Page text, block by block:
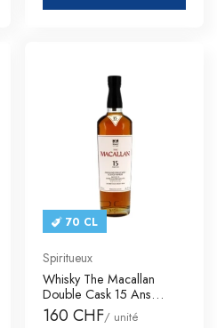
70 CL
Spiritueux
Whisky The Macallan
Double Cask 15 Ans
Single Mal
160 CHF/ unité